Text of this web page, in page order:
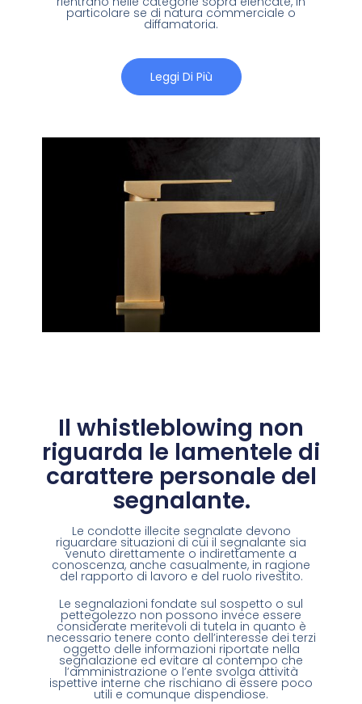
particolare se di natura commerciale o
diffamatoria.
Leggi Di Più
Il whistleblowing non
riguarda le lamentele di
carattere personale del
segnalante.
Le condotte illecite segnalate devono
riguardare situazioni di cui il segnalante sia
venuto direttamente o indirettamente a
conoscenza, anche casualmente, in ragione
del rapporto di lavoro e del ruolo rivestito.
Le segnalazioni fondate sul sospetto o sul
pettegolezzo non possono invece essere
considerate meritevoli di tutela in quanto è
necessario tenere conto dell’interesse dei terzi
oggetto delle informazioni riportate nella
segnalazione ed evitare al contempo che
l’amministrazione o l’ente svolga attività
ispettive interne che rischiano di essere poco
utili e comunque dispendiose.